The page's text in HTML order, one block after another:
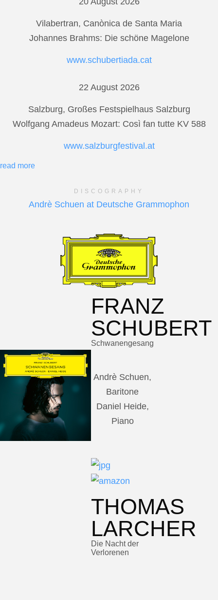
Vilabertran, Canònica de Santa Maria
Johannes Brahms: Die schöne Magelone
www.schubertiada.cat
22 August 2026
Salzburg, Großes Festspielhaus Salzburg
Wolfgang Amadeus Mozart: Così fan tutte KV 588
www.salzburgfestival.at
read more
DISCOGRAPHY
Andrè Schuen at Deutsche Grammophon
FRANZ
SCHUBERT
Schwanengesang
Andrè Schuen,
Baritone
Daniel Heide,
Piano
THOMAS
LARCHER
Die Nacht der
Verlorenen